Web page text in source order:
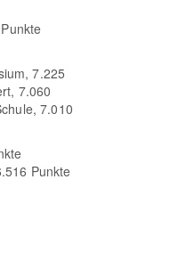
7.225
7.060
7.010
Punkte